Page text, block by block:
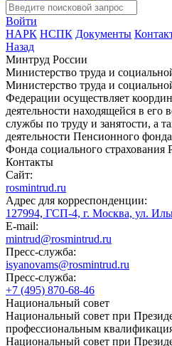
Войти
НАРК НСПК Документы
Назад
Минтруд России
Министерство труда и
Министерство труда и
Федерации осуществляет
деятельности находящейся в его
службы по труду и занятости, а
деятельности Пенсионного
Фонда социального страхования
Контакты
Сайт:
rosmintrud.ru
Адрес для корреспонденции:
127994, ГСП-4, г. Москва, ул.
E-mail:
mintrud@rosmintrud.ru
Пресс-служба:
isyanovams@rosmintrud.ru
Пресс-служба:
+7 (495) 870-68-46
Национальный совет
Национальный совет при
профессиональным
Национальный совет при